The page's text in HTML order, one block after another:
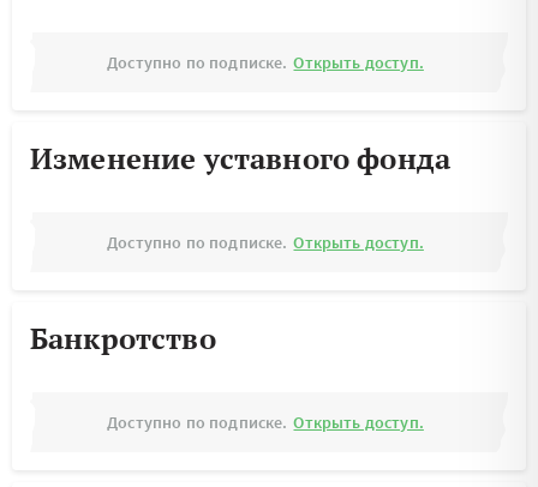
Доступно по подписке. Открыть доступ.
Изменение уставного фонда
Доступно по подписке. Открыть доступ.
Банкротство
Доступно по подписке. Открыть доступ.